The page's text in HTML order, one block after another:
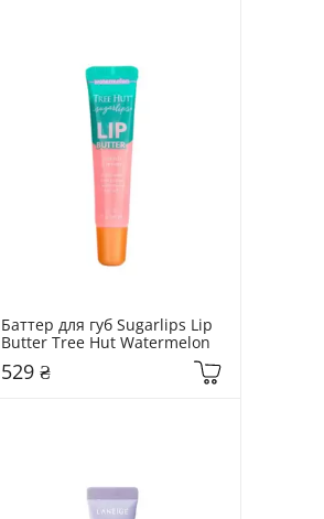
Баттер для губ Sugarlips Lip
Butter Tree Hut Watermelon
529 ₴